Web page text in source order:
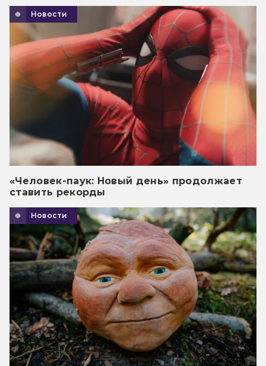
Новости
«Человек-паук: Новый день» продолжает
ставить рекорды
Новости